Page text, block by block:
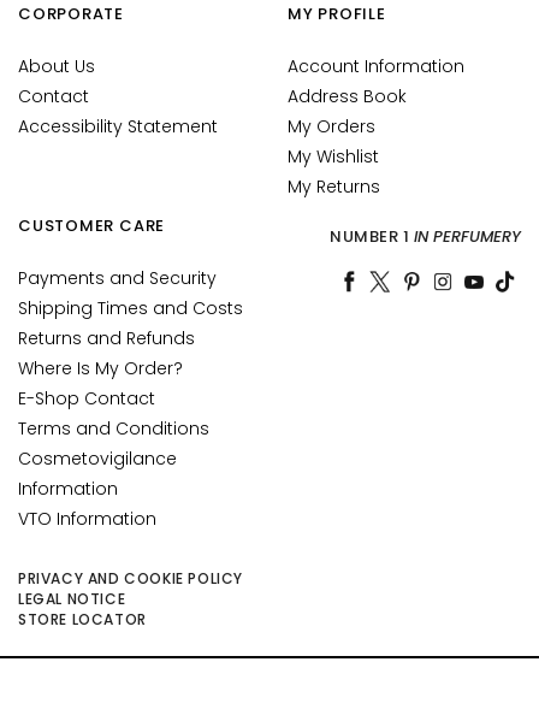
i
u
r
i
o
P
r
o
t
e
z
i
o
e
U
V
v
CORPORATE
About Us
Contact
Accessibility Statement
CUSTOMER CARE
Payments and Security
Shipping Times and Costs
Returns and Refunds
Where Is My Order?
E-Shop Contact
Terms and Conditions
Cosmetovigilance
Information
VTO Information
PRIVACY AND COOKIE POLICY
LEGAL NOTICE
STORE LOCATOR
MY PROFILE
Account Information
Address Book
My Orders
My Wishlist
My Returns
NUMBER 1 IN PERFUMERY